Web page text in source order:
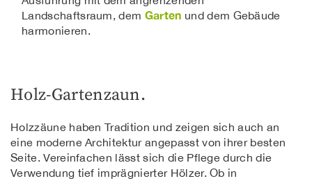
Landschaftsraum, dem Garten und dem Gebäude
harmonieren.
Holz-Gartenzaun.
Holzzäune haben Tradition und zeigen sich auch an
eine moderne Architektur angepasst von ihrer besten
Seite. Vereinfachen lässt sich die Pflege durch die
Verwendung tief imprägnierter Hölzer. Ob in